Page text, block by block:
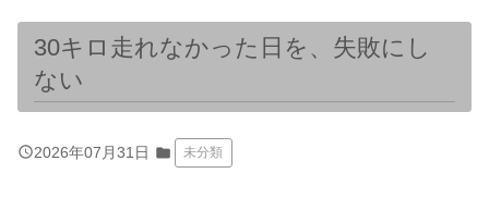
30キロ走れなかった日を、失敗にし
ない
query_builder2026年07月31日 folder 未分類